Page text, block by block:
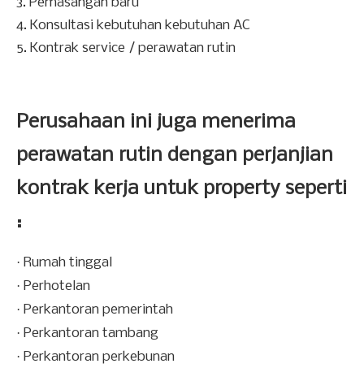
4. Konsultasi kebutuhan kebutuhan AC
5. Kontrak service / perawatan rutin
Perusahaan ini juga menerima
perawatan rutin dengan perjanjian
kontrak kerja untuk property seperti
:
· Rumah tinggal
· Perhotelan
· Perkantoran pemerintah
· Perkantoran tambang
· Perkantoran perkebunan